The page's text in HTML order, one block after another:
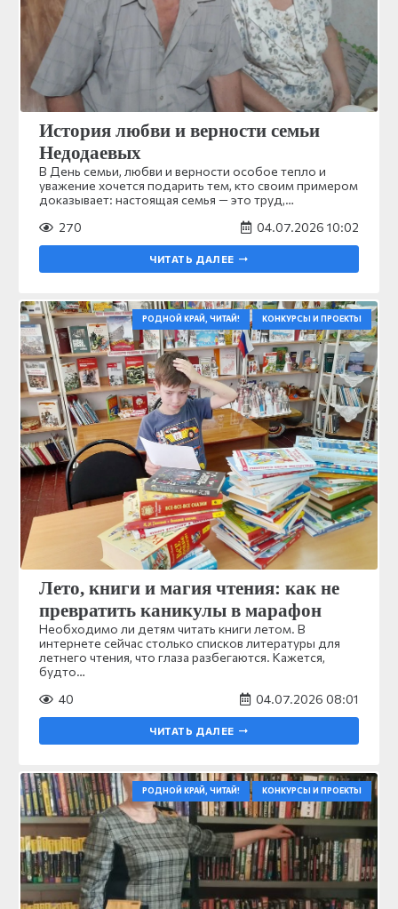
История любви и верности семьи
Недодаевых
В День семьи, любви и верности особое тепло и
уважение хочется подарить тем, кто своим примером
доказывает: настоящая семья — это труд,…
270
04.07.2026 10:02
ЧИТАТЬ ДАЛЕЕ
РОДНОЙ КРАЙ, ЧИТАЙ! КОНКУРСЫ И ПРОЕКТЫ
Лето, книги и магия чтения: как не
превратить каникулы в марафон
Необходимо ли детям читать книги летом. В
интернете сейчас столько списков литературы для
летнего чтения, что глаза разбегаются. Кажется,
будто…
40
04.07.2026 08:01
ЧИТАТЬ ДАЛЕЕ
РОДНОЙ КРАЙ, ЧИТАЙ! КОНКУРСЫ И ПРОЕКТЫ